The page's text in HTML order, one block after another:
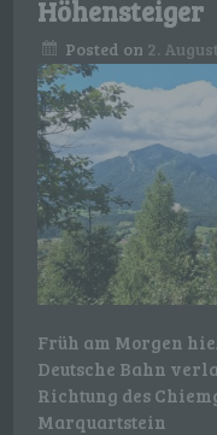
Höhensteiger
Posted on 2.
Früh am Morgen
Deutsche Bahn
Richtung des
Marquartstein